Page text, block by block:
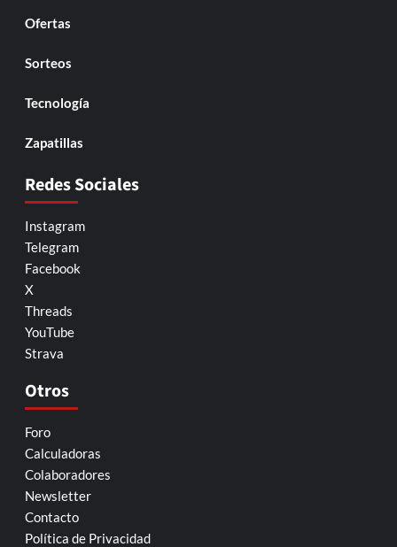
Ofertas
Sorteos
Tecnología
Zapatillas
Redes Sociales
Instagram
Telegram
Facebook
X
Threads
YouTube
Strava
Otros
Foro
Calculadoras
Colaboradores
Newsletter
Contacto
Política de Privacidad